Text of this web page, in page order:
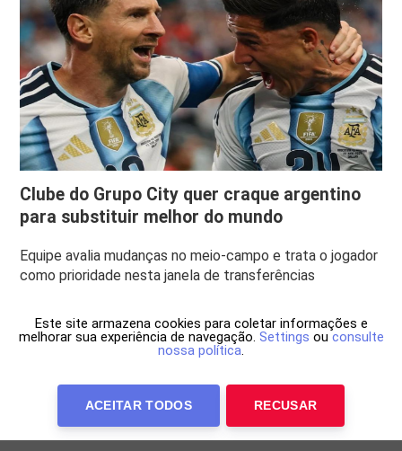
Clube do Grupo City quer craque argentino
para substituir melhor do mundo
Equipe avalia mudanças no meio-campo e trata o jogador
como prioridade nesta janela de transferências
Este site armazena cookies para coletar informações e
melhorar sua experiência de navegação. Settings ou consulte
nossa política.
ACEITAR TODOS RECUSAR